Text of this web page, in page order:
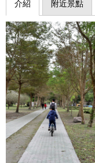
介紹 附近景點